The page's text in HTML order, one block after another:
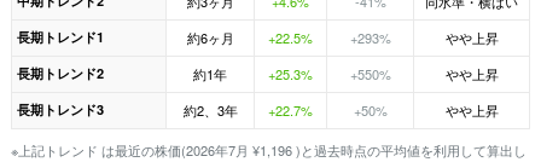
長期トレンド1 約6ヶ月 +22.5% +293% やや上昇
長期トレンド2 約1年 +25.3% +550% やや上昇
長期トレンド3 約2、3年 +22.7% +50% やや上昇
※上記トレンド は最近の株価(2026年7月 ¥1,196 )と過去時点の平均値を利用して算出し